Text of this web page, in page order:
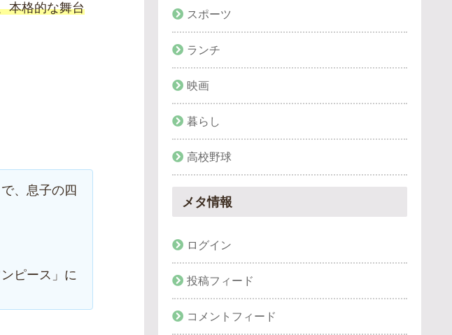
本格的な舞台
、息子の四
ピース」に
スポーツ
ランチ
映画
暮らし
高校野球
メタ情報
ログイン
投稿フィード
コメントフィード